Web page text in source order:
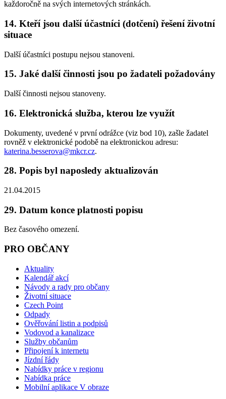
každoročně na svých internetových stránkách.
14. Kteří jsou další účastníci (dotčení) řešení životní
situace
Další účastníci postupu nejsou stanoveni.
15. Jaké další činnosti jsou po žadateli požadovány
Další činnosti nejsou stanoveny.
16. Elektronická služba, kterou lze využít
Dokumenty, uvedené v první odrážce (viz bod 10), zašle žadatel
rovněž v elektronické podobě na elektronickou adresu:
katerina.besserova@mkcr.cz.
28. Popis byl naposledy aktualizován
21.04.2015
29. Datum konce platnosti popisu
Bez časového omezení.
PRO OBČANY
Aktuality
Kalendář akcí
Návody a rady pro občany
Životní situace
Czech Point
Odpady
Ověřování listin a podpisů
Vodovod a kanalizace
Služby občanům
Připojení k internetu
Jízdní řády
Nabídky práce v regionu
Nabídka práce
Mobilní aplikace V obraze